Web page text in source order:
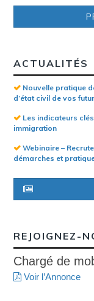
ACTUALITÉS
Nouvelle pratique
d’état civil de vos
Les indicateurs
immigration
Webinaire –
démarches et
REJOIGNEZ-
Chargé de
Voir l’Annonce